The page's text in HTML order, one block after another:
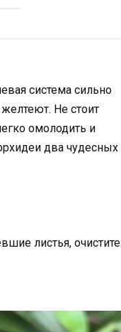
система сильно
Не стоит
омолодить и
два чудесных
листья, очистите